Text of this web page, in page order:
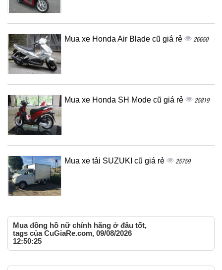
Mua xe Honda Air Blade cũ giá rẻ 26650
Mua xe Honda SH Mode cũ giá rẻ 25819
Mua xe tải SUZUKI cũ giá rẻ 25759
Mua đồng hồ nữ chính hãng ở đâu tốt,
tags của CuGiaRe.com, 09/08/2026
12:50:25